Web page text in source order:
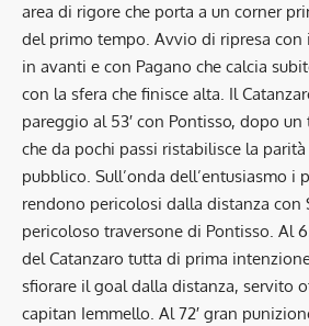
area di rigore che porta a un corner
del primo tempo. Avvio di ripresa con
in avanti e con Pagano che calcia
con la sfera che finisce alta. Il
pareggio al 53′ con Pontisso, dopo
che da pochi passi ristabilisce la
pubblico. Sull’onda dell’entusiasmo i
rendono pericolosi dalla distanza con
pericoloso traversone di Pontisso. Al
del Catanzaro tutta di prima
sfiorare il goal dalla distanza, servito
capitan Iemmello. Al 72′ gran